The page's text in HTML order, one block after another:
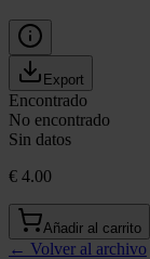
Export
Encontrado
No encontrado
Sin datos
€ 4.00
Añadir al carrito
← Volver al archivo